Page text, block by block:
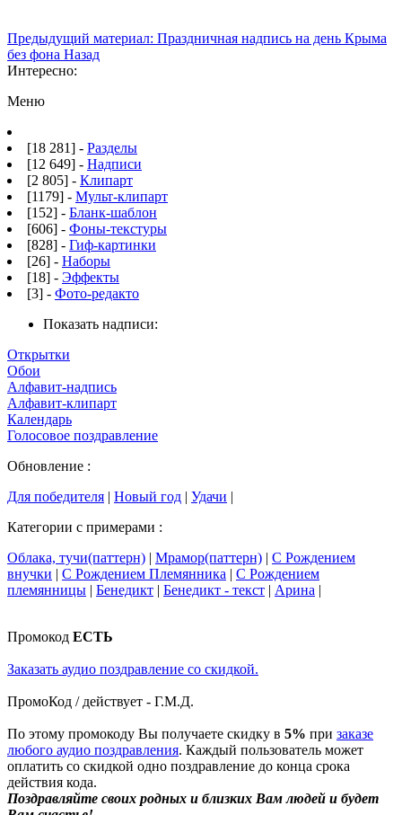
Предыдущий материал: Праздничная надпись на день Крыма
без фона Назад
Интересно:
Меню
[18 281] - Разделы
[12 649] - Надписи
[2 805] - Клипарт
[1179] - Мульт-клипарт
[152] - Бланк-шаблон
[606] - Фоны-текстуры
[828] - Гиф-картинки
[26] - Наборы
[18] - Эффекты
[3] - Фото-редакто
Показать надписи:
Открытки
Обои
Алфавит-надпись
Алфавит-клипарт
Календарь
Голосовое поздравление
Обновление :
Для победителя | Новый год | Удачи |
Категории с примерами :
Облака, тучи(паттерн) | Мрамор(паттерн) | С Рождением
внучки | С Рождением Племянника | С Рождением
племянницы | Бенедикт | Бенедикт - текст | Арина |
Промокод ЕСТЬ
Заказать аудио поздравление со скидкой.
ПромоКод / действует - Г.М.Д.
По этому промокоду Вы получаете скидку в 5% при заказе
любого аудио поздравления. Каждый пользователь может
оплатить со скидкой одно поздравление до конца срока
действия кода.
Поздравляйте своих родных и близких Вам людей и будет